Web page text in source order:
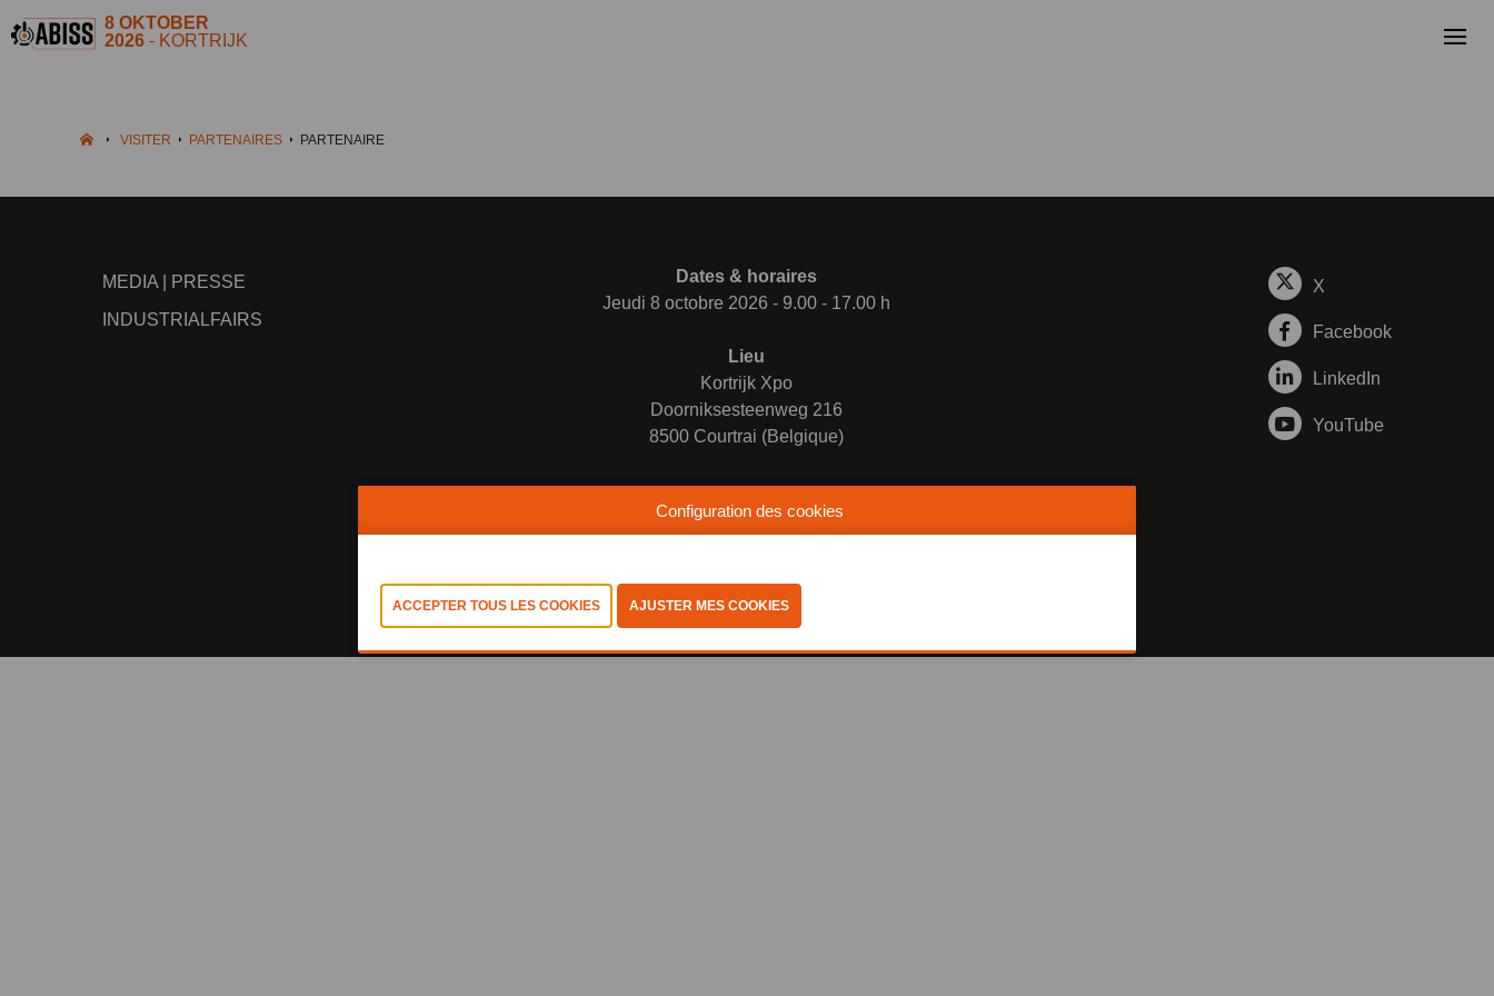
8 OKTOBER
2026- KORTRIJK
VISITER PARTENAIRES PARTENAIRE
MEDIA | PRESSE
INDUSTRIALFAIRS
Dates & horaires
Jeudi 8 octobre 2026 - 9.00 - 17.00 h
Lieu
Kortrijk Xpo
Doorniksesteenweg 216
8500 Courtrai (Belgique)
X
Facebook
LinkedIn
YouTube
©2025, Abiss
Conditions-generales-Consulter les cookies
Configuration des cookies